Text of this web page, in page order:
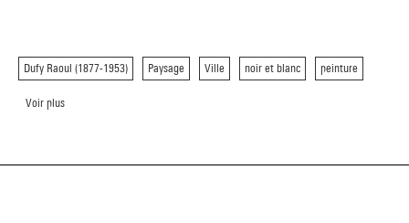
Dufy Raoul (1877-1953) Paysage Ville noir et blanc peinture
Voir plus